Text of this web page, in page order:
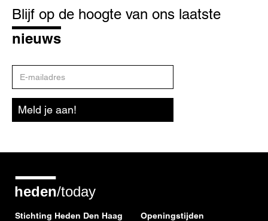
op
de
hoogte
Blijf op de hoogte van ons laatste
nieuws
mailadres
Meld je aan!
Stichting Heden Den Haag Openingstijden